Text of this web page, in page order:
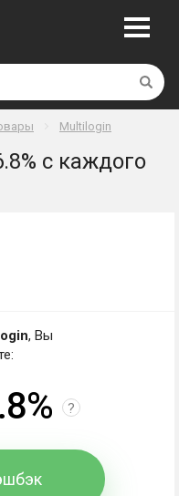
Multilogin
с каждого
, Вы
?